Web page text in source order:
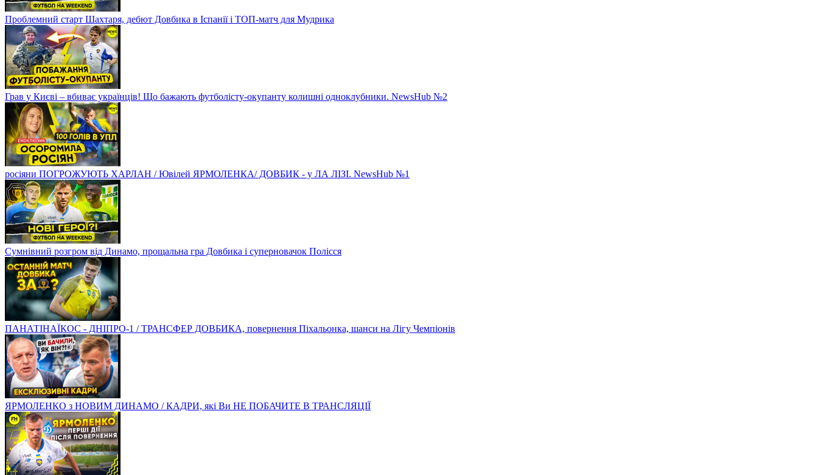
Проблемний старт Шахтаря, дебют Довбика в Іспанії і ТОП-матч для Мудрика
Грав у Києві – вбиває українців! Що бажають футболісту-окупанту колишні одноклубники. NewsHub №2
росіяни ПОГРОЖУЮТЬ ХАРЛАН / Ювілей ЯРМОЛЕНКА/ ДОВБИК - у ЛА ЛІЗІ. NewsHub №1
Сумнівний розгром від Динамо, прощальна гра Довбика і суперновачок Полісся
ПАНАТІНАЇКОС - ДНІПРО-1 / ТРАНСФЕР ДОВБИКА, повернення Піхальонка, шанси на Лігу Чемпіонів
ЯРМОЛЕНКО з НОВИМ ДИНАМО / КАДРИ, які Ви НЕ ПОБАЧИТЕ В ТРАНСЛЯЦІЇ